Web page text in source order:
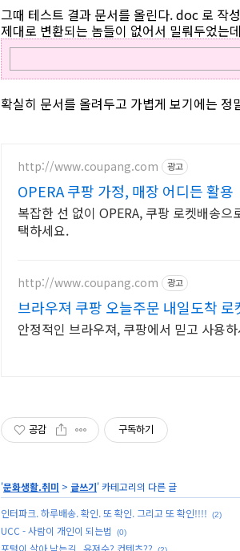
그때 테스트 결과 문서를 올린다. doc 로 작
제대로 변환되는 놈들이 없어서 밀뤄두었
확실히 문서를 올려두고 가볍게 보기에는 정
http://www.coupang.com 광고
OPERA 쿠팡 가정, 매장 어디든 활용
복잡한 선 없이 OPERA, 쿠팡 로켓배송
택하세요.
http://www.coupang.com 광고
브라우져 쿠팡 오늘주문 내일도착 로
안정적인 브라우져, 쿠팡에서 믿고 사용
공감 구독하기
'문화생활.취미 > 글쓰기' 카테고리의 다른 글
인터파크. 하루배송. 확인. 또 확인. 그리고 또 확인!!!!
(2)
UCC - 사람이 개인이 되는법 (0)
포털이 살아 남는길.. 유져수? 컨텐츠??